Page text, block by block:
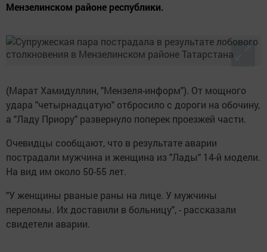
Мензелинском районе республики.
(Марат Хамидуллин, "Мензеля-информ"). От мощного
удара "четырнадцатую" отбросило с дороги на обочину,
а "Ладу Приору" развернуло поперек проезжей части.
Очевидцы сообщают, что в результате аварии
пострадали мужчина и женщина из "Лады" 14-й модели.
На вид им около 50-55 лет.
"У женщины рваные раны на лице. У мужчины
переломы. Их доставили в больницу", - рассказали
свидетели аварии.